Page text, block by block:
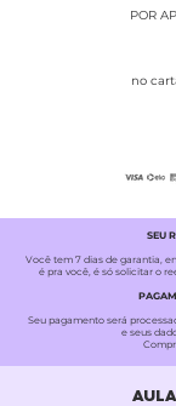
POR
no
SEU
Você tem 7 dias de garantia,
é pra você, é só solicitar o
Seu pagamento será
e seus